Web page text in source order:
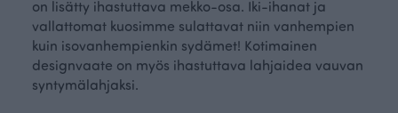
on lisätty ihastuttava mekko-osa. Iki-ihanat ja
vallattomat kuosimme sulattavat niin vanhempien
kuin isovanhempienkin sydämet! Kotimainen
designvaate on myös ihastuttava lahjaidea vauvan
syntymälahjaksi.